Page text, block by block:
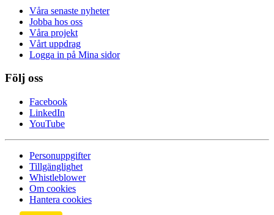
Våra senaste nyheter
Jobba hos oss
Våra projekt
Vårt uppdrag
Logga in på Mina sidor
Följ oss
Facebook
LinkedIn
YouTube
Personuppgifter
Tillgänglighet
Whistleblower
Om cookies
Hantera cookies